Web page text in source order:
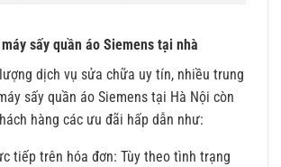
sấy quần áo Siemens tại nhà
dịch vụ sửa chữa uy tín, nhiều trung
sấy quần áo Siemens tại Hà Nội còn
hàng các ưu đãi hấp dẫn như:
tiếp trên hóa đơn: Tùy theo tình trạng